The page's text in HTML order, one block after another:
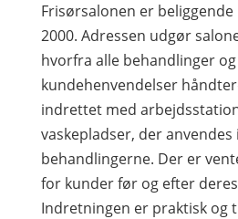
Frisørsalonen er beliggende
2000. Adressen udgør
hvorfra alle behandlinger og
kundehenvendelser
indrettet med
vaskepladser, der
behandlingerne. Der er
for kunder før og efter
Indretningen er praktisk og